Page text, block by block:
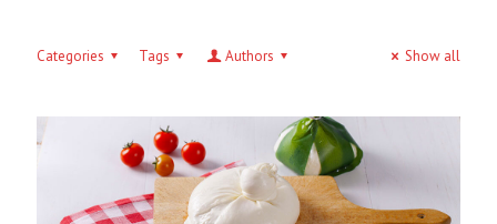
Categories Tags Authors Show all